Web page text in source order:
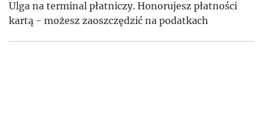
Ulga na terminal płatniczy. Honorujesz płatności
kartą - możesz zaoszczędzić na podatkach